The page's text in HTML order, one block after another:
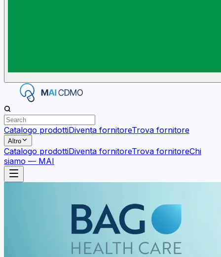
Catalogo prodottiDiventa fornitoreTrova fornitore
Altro
Catalogo prodottiDiventa fornitoreTrova fornitoreChi
siamo — MAI